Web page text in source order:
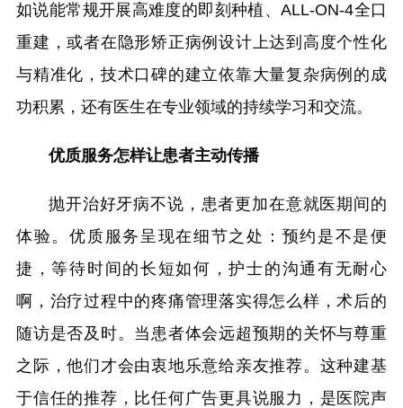
如说能常规开展高难度的即刻种植、ALL-ON-4全口
重建，或者在隐形矫正病例设计上达到高度个性化
与精准化，技术口碑的建立依靠大量复杂病例的成
功积累，还有医生在专业领域的持续学习和交流。
优质服务怎样让患者主动传播
抛开治好牙病不说，患者更加在意就医期间的
体验。优质服务呈现在细节之处：预约是不是便
捷，等待时间的长短如何，护士的沟通有无耐心
啊，治疗过程中的疼痛管理落实得怎么样，术后的
随访是否及时。当患者体会远超预期的关怀与尊重
之际，他们才会由衷地乐意给亲友推荐。这种建基
于信任的推荐，比任何广告更具说服力，是医院声